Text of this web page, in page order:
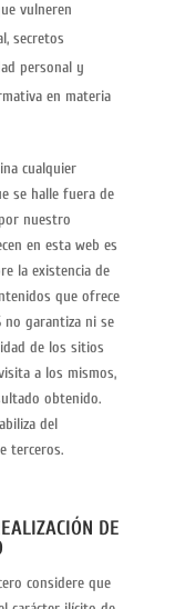
vulneren
secretos
personal y
en materia
cualquier
se halle fuera de
nuestro
en esta web es
la existencia de
que ofrece
no garantiza ni se
de los sitios
a los mismos,
obtenido.
del
terceros.
DE
considere que